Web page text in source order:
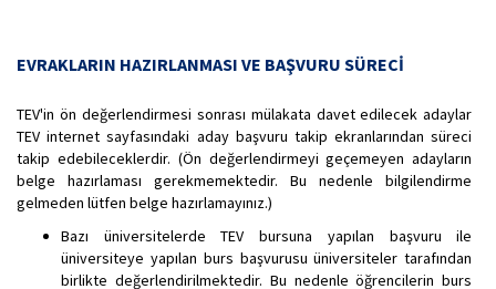
EVRAKLARIN HAZIRLANMASI VE BAŞVURU SÜRECİ
TEV'in ön değerlendirmesi sonrası mülakata davet edilecek adaylar
TEV internet sayfasındaki aday başvuru takip ekranlarından süreci
takip edebileceklerdir. (Ön değerlendirmeyi geçemeyen adayların
belge hazırlaması gerekmemektedir. Bu nedenle bilgilendirme
gelmeden lütfen belge hazırlamayınız.)
Bazı üniversitelerde TEV bursuna yapılan başvuru ile
üniversiteye yapılan burs başvurusu üniversiteler tarafından
birlikte değerlendirilmektedir. Bu nedenle öğrencilerin burs